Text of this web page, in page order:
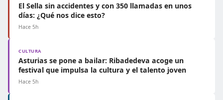
El Sella sin accidentes y con 350 llamadas en unos
días: ¿Qué nos dice esto?
Hace 5h
CULTURA
Asturias se pone a bailar: Ribadedeva acoge un
festival que impulsa la cultura y el talento joven
Hace 5h